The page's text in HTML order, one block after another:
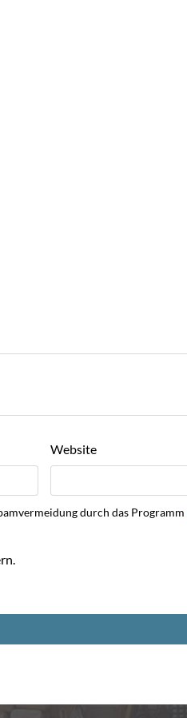
Website
durch das Programm